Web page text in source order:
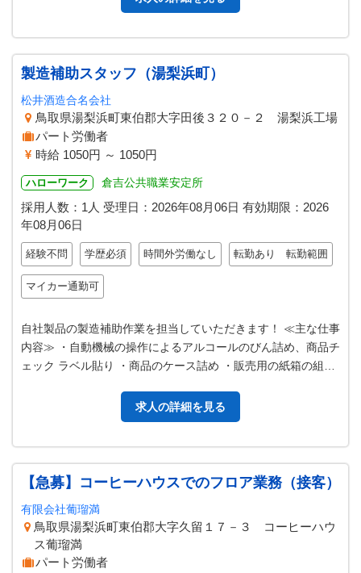
製造補助スタッフ（湯梨浜町）
松井酒造合名会社
鳥取県湯梨浜町東伯郡大字田後３２０－２ 湯梨浜工場
パート労働者
時給 1050円 ～ 1050円
ハローワーク 倉吉公共職業安定所
採用人数：1人 受理日： 2026年08月06日 有効期限： 2026
年08月06日
経験不問 学歴必須 時間外労働なし 転勤あり 転勤範囲
マイカー通勤可
自社製品の製造補助作業を担当していただきます！ ≪主な仕事
内容≫ ・自動機械の操作によるアルコールのびん詰め、商品チ
ェック ラベル貼り ・商品のケース詰め ・販売用の紙箱の組み
求人の詳細を見る
【急募】コーヒーハウスでのフロア業務（接客）
有限会社葡瑠満
鳥取県湯梨浜町東伯郡大字久留１７－３ コーヒーハウ
ス葡瑠満
パート労働者